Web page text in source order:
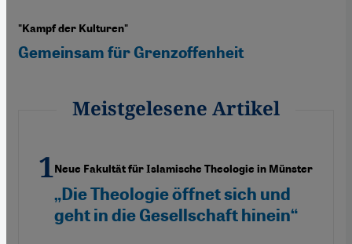
"Kampf der Kulturen"
Gemeinsam für Grenzoffenheit
Meistgelesene Artikel
Neue Fakultät für Islamische Theologie in Münster
„Die Theologie öffnet sich und
geht in die Gesellschaft hinein“